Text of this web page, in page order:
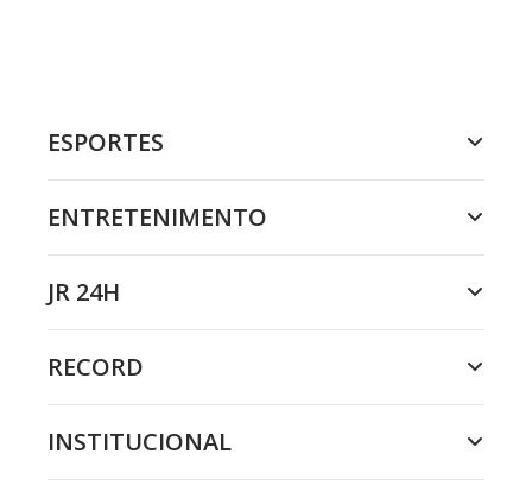
ESPORTES
ENTRETENIMENTO
JR 24H
RECORD
INSTITUCIONAL